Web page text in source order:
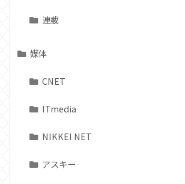
連載
媒体
CNET
ITmedia
NIKKEI NET
アスキー